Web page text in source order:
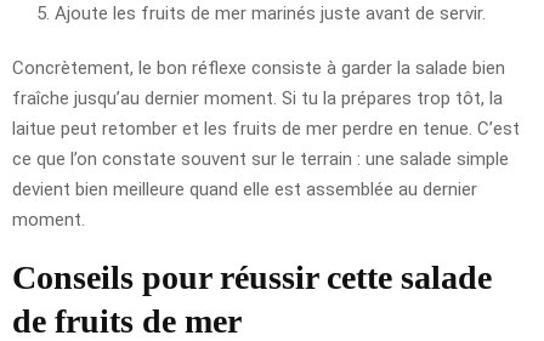
Ajoute les fruits de mer marinés juste avant de servir.
Concrètement, le bon réflexe consiste à garder la salade bien
fraîche jusqu’au dernier moment. Si tu la prépares trop tôt, la
laitue peut retomber et les fruits de mer perdre en tenue. C’est
ce que l’on constate souvent sur le terrain : une salade simple
devient bien meilleure quand elle est assemblée au dernier
moment.
Conseils pour réussir cette salade
de fruits de mer